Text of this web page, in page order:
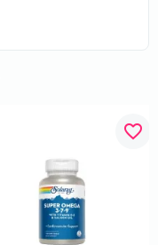
favorite_border